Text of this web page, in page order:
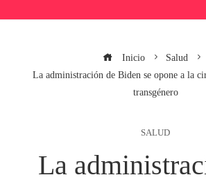
Inicio
Salud
La administración de Biden se opone a la
transgénero
SALUD
La